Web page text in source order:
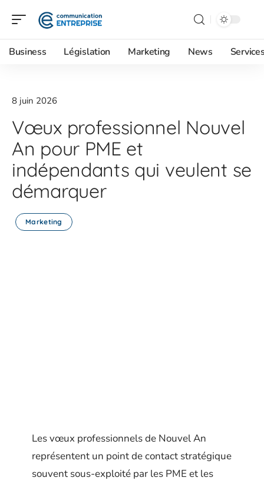
Business Législation Marketing News
8 juin 2026
Vœux professionnel Nouvel
An pour PME et
indépendants qui veulent se
démarquer
Marketing
Les vœux professionnels de Nouvel An
représentent un point de contact stratégique
souvent sous-exploité par les PME et les